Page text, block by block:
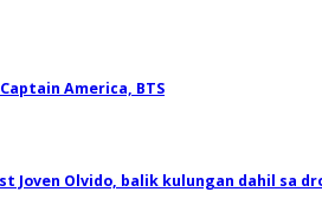
America, BTS
Joven Olvido, balik kulungan dahil sa